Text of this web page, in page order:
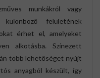
munkákról vagy
felületének
érhet el, amelyeket
alkotásba. Színezett
több lehetőséget nyújt
anyagból készült, így